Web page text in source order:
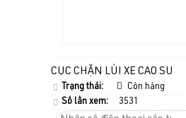
CỤC CHẶN LÙI XE CAO SU
Trạng thái:
Còn hàng
Số lần xem:
3531